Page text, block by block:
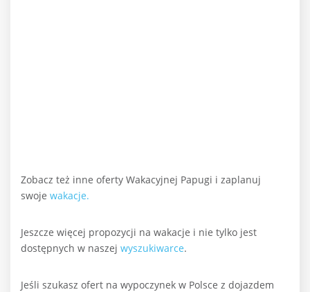
Zobacz też inne oferty Wakacyjnej Papugi i zaplanuj
swoje wakacje.
Jeszcze więcej propozycji na wakacje i nie tylko jest
dostępnych w naszej wyszukiwarce.
Jeśli szukasz ofert na wypoczynek w Polsce z dojazdem